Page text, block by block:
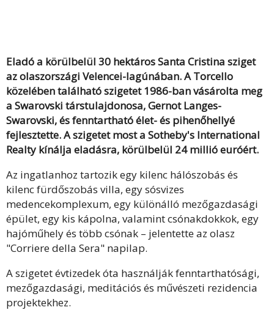
Eladó a körülbelül 30 hektáros Santa Cristina sziget
az olaszországi Velencei-lagúnában. A Torcello
közelében található szigetet 1986-ban vásárolta meg
a Swarovski társtulajdonosa, Gernot Langes-
Swarovski, és fenntartható élet- és pihenőhellyé
fejlesztette. A szigetet most a Sotheby's International
Realty kínálja eladásra, körülbelül 24 millió euróért.
Az ingatlanhoz tartozik egy kilenc hálószobás és
kilenc fürdőszobás villa, egy sósvizes
medencekomplexum, egy különálló mezőgazdasági
épület, egy kis kápolna, valamint csónakdokkok, egy
hajóműhely és több csónak – jelentette az olasz
"Corriere della Sera" napilap.
A szigetet évtizedek óta használják fenntarthatósági,
mezőgazdasági, meditációs és művészeti rezidencia
projektekhez.